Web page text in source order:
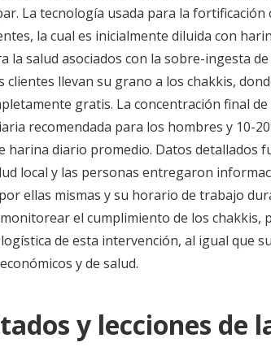
La tecnología usada para la fortificación
la cual es inicialmente diluida con
la salud asociados con la sobre-ingesta
clientes llevan su grano a los chakkis,
gratis. La concentración final
recomendada para los hombres y 10-
harina diario promedio. Datos detallados
local y las personas entregaron
ellas mismas y su horario de trabajo
el cumplimiento de los
de esta intervención, al igual que
y de salud.
y lecciones de